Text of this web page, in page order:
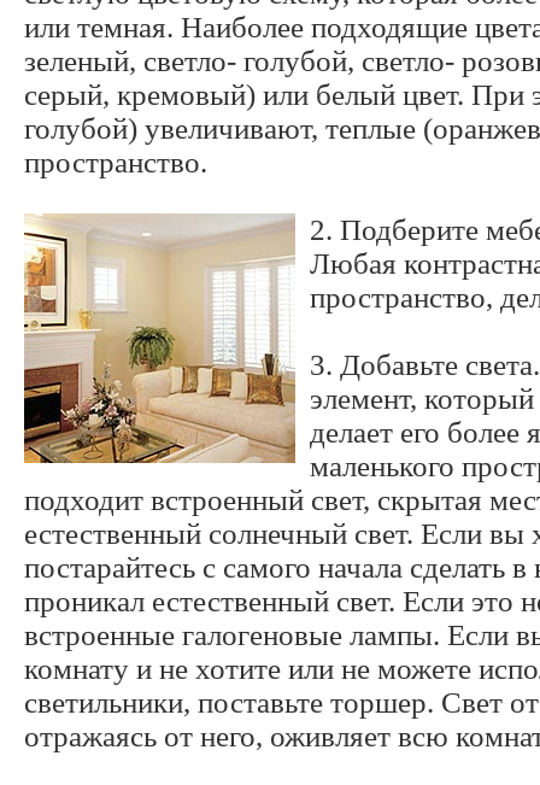
или темная. Наиболее подходящие
зеленый, светло- голубой, светло-
серый, кремовый) или белый цвет. При
голубой) увеличивают, теплые
пространство.
2. Подберите
Любая
пространство,
3. Добавьте
элемент,
делает его
маленького
подходит встроенный свет, скрытая
естественный солнечный свет. Если вы
постарайтесь с самого начала сделать
проникал естественный свет. Если это
встроенные галогеновые лампы. Если
комнату и не хотите или не можете
светильники, поставьте торшер. Свет
отражаясь от него, оживляет всю